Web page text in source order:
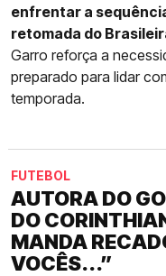
enfrentar a
retomada do
Garro reforça a
preparado para lidar
temporada.
FUTEBOL
AUTORA DO
DO
MANDA
VOCÊS...”